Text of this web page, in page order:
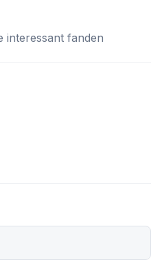
interessant fanden